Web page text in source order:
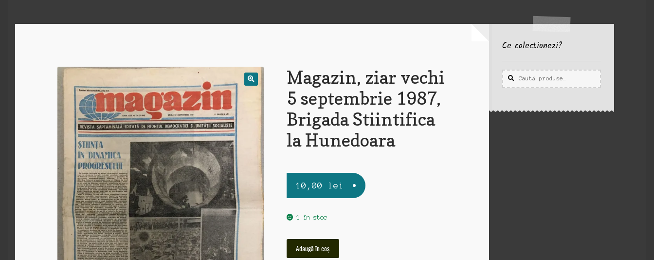
Magazin, ziar vechi
5 septembrie 1987,
Brigada Stiintifica
la Hunedoara
10,00 lei
1 în stoc
Magazin,
Adaugă în coș
Ce colectionezi?
Caută
după:
Caută